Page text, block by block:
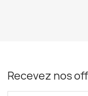
Recevez nos